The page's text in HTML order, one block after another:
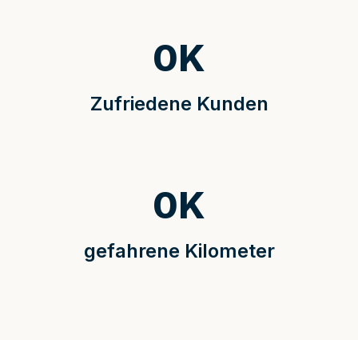
Zufriedene Kunden
0K
gefahrene Kilometer
0K